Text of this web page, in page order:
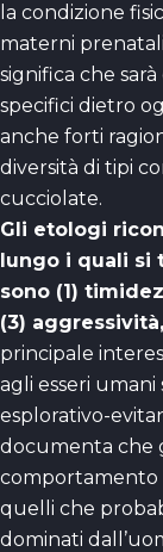
la condizione
materni
significa che
specifici dietro
anche forti
diversità di tipi
cucciolate.
Gli etologi
lungo i quali si
sono (1)
(3)
principale
agli esseri
esplorativo-
documenta che
comportamento
quelli che
dominati